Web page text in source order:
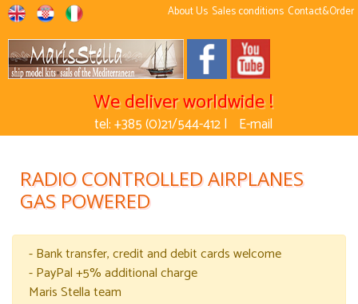
About Us Sales conditions Contact&Order
We deliver worldwide !
tel: +385 (0)21/544-412 | E-mail
RADIO CONTROLLED AIRPLANES
GAS POWERED
- Bank transfer, credit and debit cards welcome
- PayPal +5% additional charge
Maris Stella team